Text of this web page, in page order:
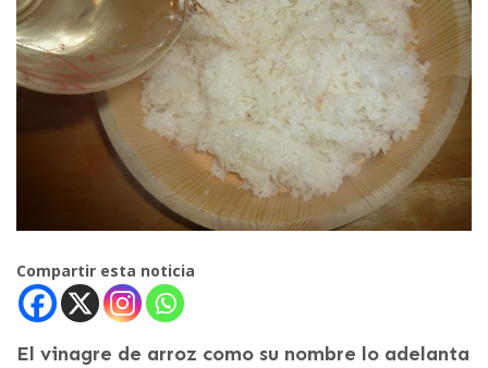
Compartir esta noticia
El vinagre de arroz como su nombre lo adelanta